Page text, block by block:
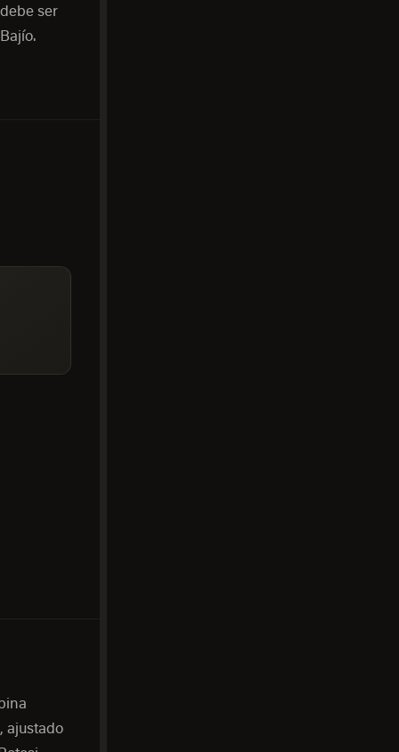
ser
ajustado